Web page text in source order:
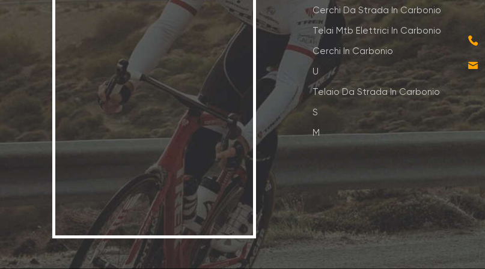
Cerchi Da Strada In Carbonio
Telai Mtb Elettrici In Carbonio
Cerchi In Carbonio
U
Telaio Da Strada In Carbonio
S
M